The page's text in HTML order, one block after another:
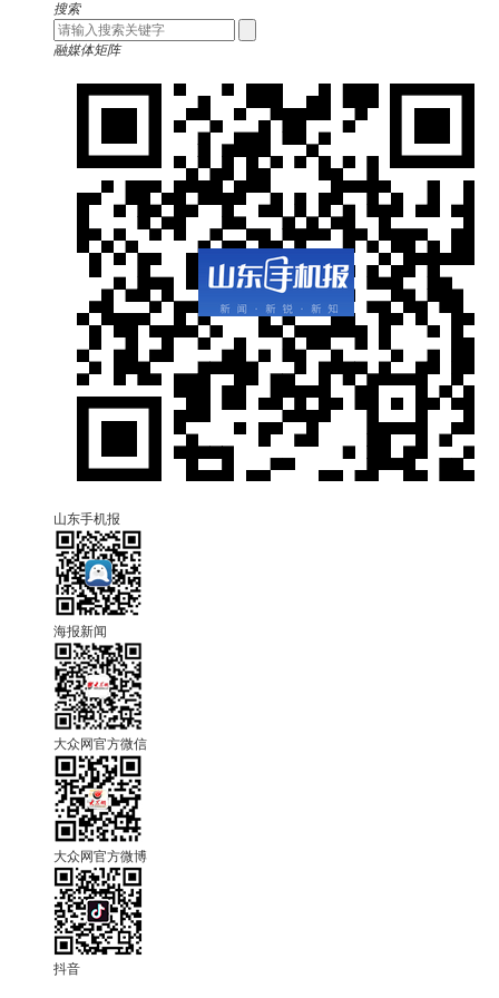
搜索
融媒体矩阵
山东手机报
海报新闻
大众网官方微信
大众网官方微博
抖音